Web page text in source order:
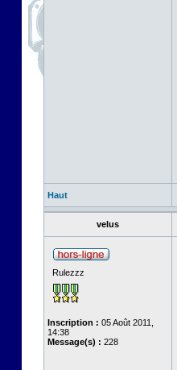
Haut
velus
Rulezzz
Inscription : 05 Août 2011,
14:38
Message(s) : 228